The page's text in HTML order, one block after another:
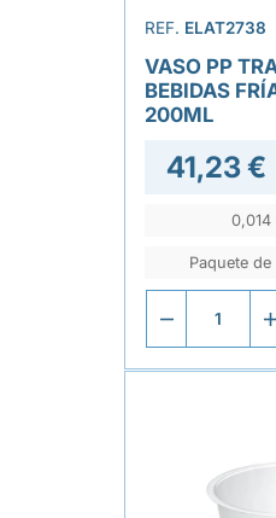
REF. ELAT2738
VASO PP
BEBIDAS
200ML
41,23 €
Paquete